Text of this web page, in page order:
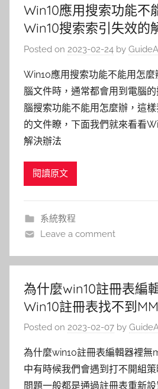
Win10應用搜索功能不
Win10搜索索引失效的
Posted on 2023-02-24 by
Win10應用搜索功能不能用怎
腦文件時，通常都會用到電腦
腦搜索功能不能用怎麼辦，這
的文件瞭，下面我們就來看看
解決辦法
閱讀原文
系統教程
Leave a comment
為什麼win10註冊表編
Win10註冊表找不到
Posted on 2023-02-07 by
為什麼win10註冊表編輯器裡無
中有時候我們會遇到打不開組
問題一般都是通過註冊表重新設